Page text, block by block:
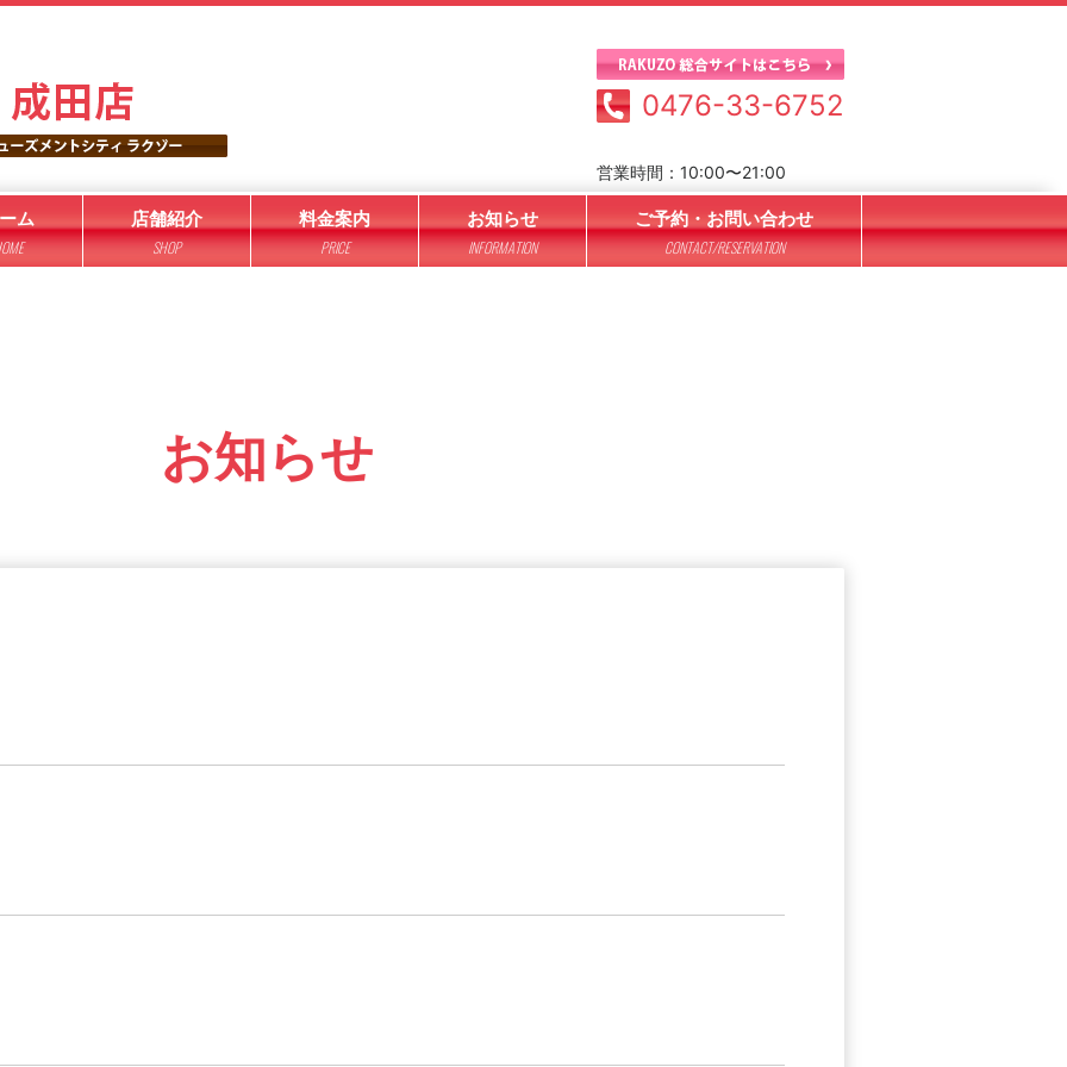
0476-33-6752
営業時間：10:00〜21:00
ム 店舗紹介
SHOP
料金案内
PRICE
お知らせ
INFORMATION
ご予約・お問い合わせ
CONTACT/RESERVATION
お知らせ